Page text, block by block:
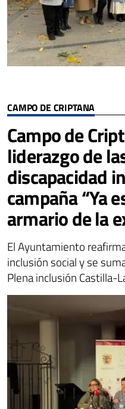
CAMPO DE CRIPTANA
Campo de
liderazgo de
discapacidad
campaña “Ya
armario de la
El Ayuntamiento
inclusión social y se
Plena inclusión Castilla-